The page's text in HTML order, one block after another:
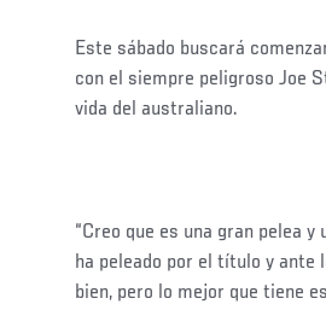
Este sábado buscará
con el siempre peligroso Joe
vida del australiano.
“Creo que es una gran pelea
ha peleado por el título y ante
bien, pero lo mejor que tiene